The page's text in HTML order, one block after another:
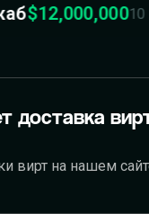
GRAND
10 мин
доставка
вирт на нашем